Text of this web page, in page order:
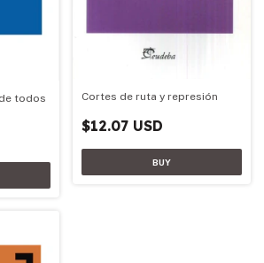
todos
Cortes de ruta y represión
$12.07 USD